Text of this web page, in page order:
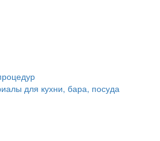
для кухни, бара, посуда